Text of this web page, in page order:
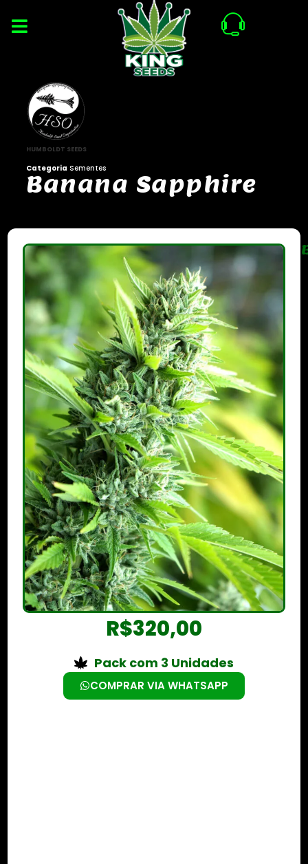
HUMBOLDT SEEDS
Categoria Sementes
Banana Sapphire
R$320,00
Pack com 3 Unidades
COMPRAR VIA WHATSAPP